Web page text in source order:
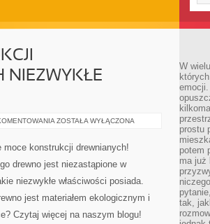
NIEZWYKŁE
MAGICZNE
DREWNIANYCH:
ODKRYJ
NIEZWYKŁE
ZOSTAŁA WYŁĄCZONA
moce konstrukcji drewnianych!
drewno jest niezastąpione w
niezwykłe właściwości posiada.
jest materiałem ekologicznym i
Czytaj więcej na naszym blogu!
W
prostu
potem
ma już
tak,